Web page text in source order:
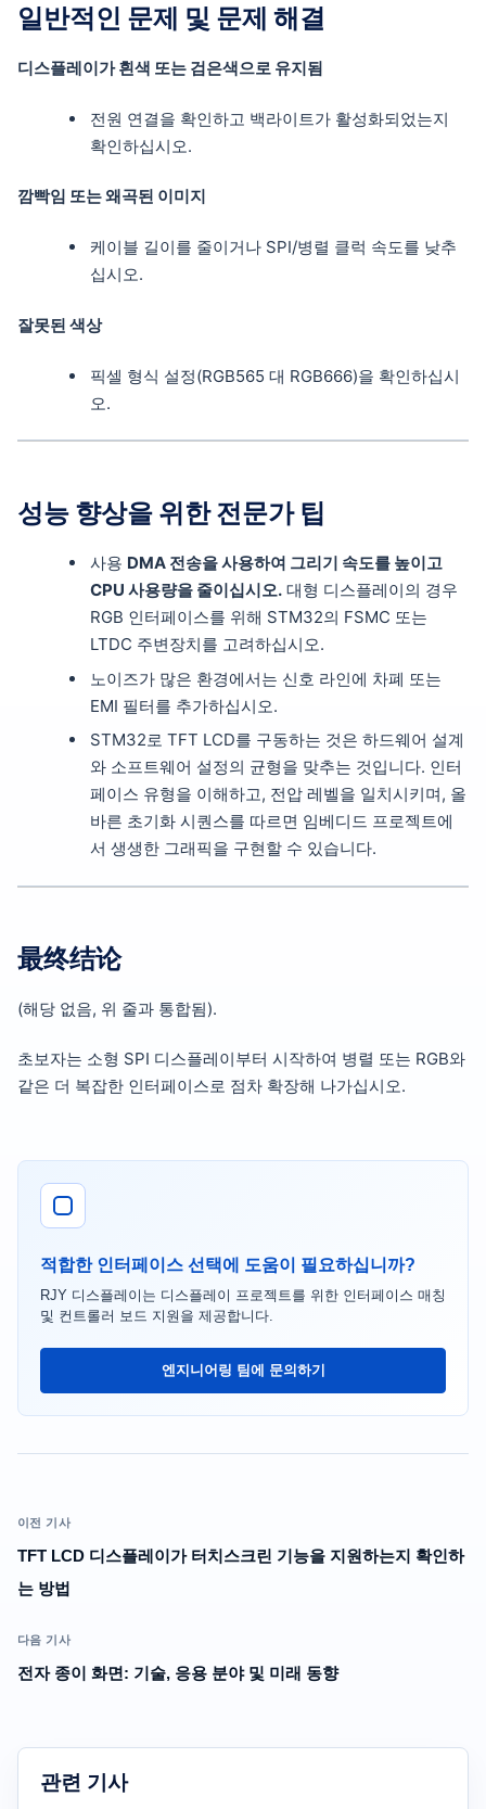
일반적인 문제 및 문제 해결
디스플레이가 흰색 또는 검은색으로 유지됨
전원 연결을 확인하고 백라이트가 활성화되었는지
확인하십시오.
깜빡임 또는 왜곡된 이미지
케이블 길이를 줄이거나 SPI/병렬 클럭 속도를 낮추
십시오.
잘못된 색상
픽셀 형식 설정(RGB565 대 RGB666)을 확인하십시
오.
성능 향상을 위한 전문가 팁
사용 DMA 전송을 사용하여 그리기 속도를 높이고
CPU 사용량을 줄이십시오. 대형 디스플레이의 경우
RGB 인터페이스를 위해 STM32의 FSMC 또는
LTDC 주변장치를 고려하십시오.
노이즈가 많은 환경에서는 신호 라인에 차폐 또는
EMI 필터를 추가하십시오.
STM32로 TFT LCD를 구동하는 것은 하드웨어 설계
와 소프트웨어 설정의 균형을 맞추는 것입니다. 인터
페이스 유형을 이해하고, 전압 레벨을 일치시키며, 올
바른 초기화 시퀀스를 따르면 임베디드 프로젝트에
서 생생한 그래픽을 구현할 수 있습니다.
最终结论
(해당 없음, 위 줄과 통합됨).
초보자는 소형 SPI 디스플레이부터 시작하여 병렬 또는 RGB와
같은 더 복잡한 인터페이스로 점차 확장해 나가십시오.
적합한 인터페이스 선택에 도움이 필요하십니까?
RJY 디스플레이는 디스플레이 프로젝트를 위한 인터페이스 매칭
및 컨트롤러 보드 지원을 제공합니다.
엔지니어링 팀에 문의하기
이전 기사
TFT LCD 디스플레이가 터치스크린 기능을 지원하는지 확인하
는 방법
다음 기사
전자 종이 화면: 기술, 응용 분야 및 미래 동향
관련 기사